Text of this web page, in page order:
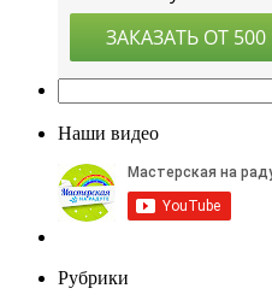
Наши видео
Рубрики